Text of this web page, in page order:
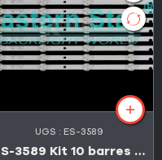
UGS : ES-3589
ES-3589 Kit 10 barres 6 LED Maxwell VEGA 50″